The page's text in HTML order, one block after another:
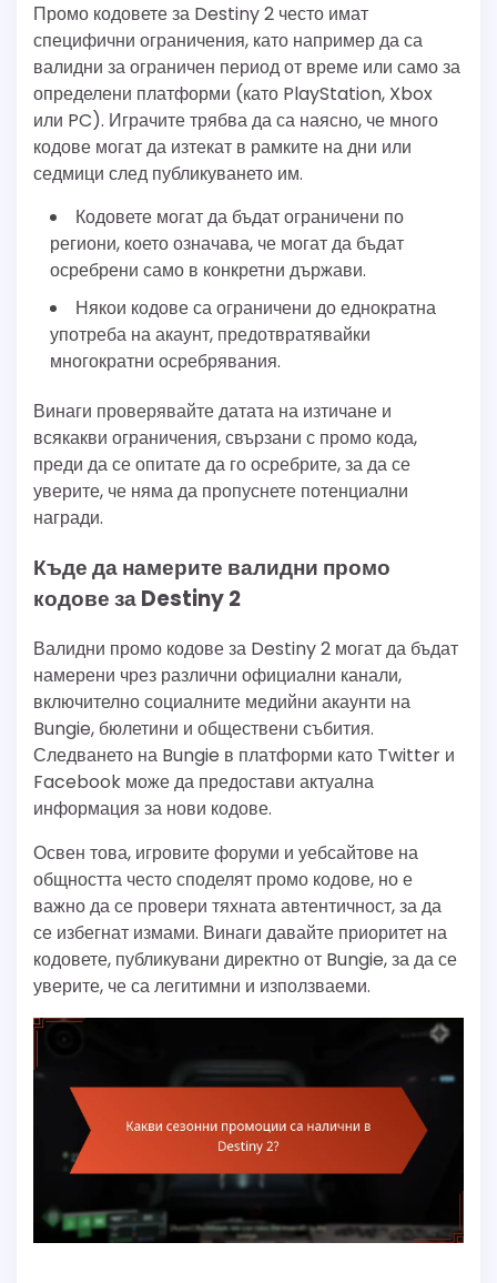
Промо кодовете за Destiny 2 често имат
специфични ограничения, като например да са
валидни за ограничен период от време или само за
определени платформи (като PlayStation, Xbox
или PC). Играчите трябва да са наясно, че много
кодове могат да изтекат в рамките на дни или
седмици след публикуването им.
Кодовете могат да бъдат ограничени по
региони, което означава, че могат да бъдат
осребрени само в конкретни държави.
Някои кодове са ограничени до еднократна
употреба на акаунт, предотвратявайки
многократни осребрявания.
Винаги проверявайте датата на изтичане и
всякакви ограничения, свързани с промо кода,
преди да се опитате да го осребрите, за да се
уверите, че няма да пропуснете потенциални
награди.
Къде да намерите валидни промо
кодове за Destiny 2
Валидни промо кодове за Destiny 2 могат да бъдат
намерени чрез различни официални канали,
включително социалните медийни акаунти на
Bungie, бюлетини и обществени събития.
Следването на Bungie в платформи като Twitter и
Facebook може да предостави актуална
информация за нови кодове.
Освен това, игровите форуми и уебсайтове на
общността често споделят промо кодове, но е
важно да се провери тяхната автентичност, за да
се избегнат измами. Винаги давайте приоритет на
кодовете, публикувани директно от Bungie, за да се
уверите, че са легитимни и използваеми.